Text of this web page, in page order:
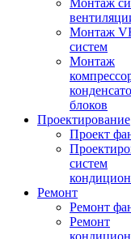
Монтаж
Монтаж
систем
Монтаж
блоков
Проектирование
Проект
систем
Ремонт
Ремонт
Ремонт